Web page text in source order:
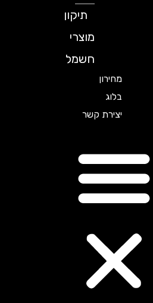
תיקון
מוצרי
חשמל
מחירון
יצירת קשר